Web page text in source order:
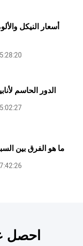
أسعار النيكل
الدور الحاسم
ما هو الفرق بين السبائك 925
احصل